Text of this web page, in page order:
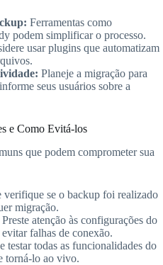
Ferramentas como
podem simplificar o processo.
usar plugins que automatizam
Planeje a migração para
seus usuários sobre a
e Como Evitá-los
que podem comprometer sua
verifique se o backup foi realizado
migração.
Preste atenção às configurações do
falhas de conexão.
testar todas as funcionalidades do
torná-lo ao vivo.